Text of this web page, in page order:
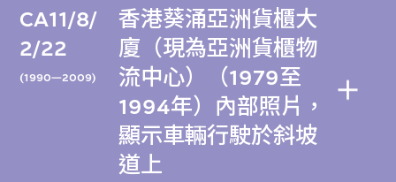
CA11/8/
2/22
(1990—2009)
香港葵涌亞洲貨櫃大
廈（現為亞洲貨櫃物
流中心）（1979至
1994年）內部照片，
顯示車輛行駛於斜坡
道上